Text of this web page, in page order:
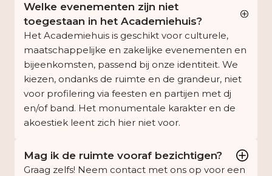
Welke evenementen zijn niet
toegestaan in het Academiehuis?
Het Academiehuis is geschikt voor culturele,
maatschappelijke en zakelijke evenementen en
bijeenkomsten, passend bij onze identiteit. We
kiezen, ondanks de ruimte en de grandeur, niet
voor profilering via feesten en partijen met dj
en/of band. Het monumentale karakter en de
akoestiek leent zich hier niet voor.
Mag ik de ruimte vooraf bezichtigen?
Graag zelfs! Neem contact met ons op voor een